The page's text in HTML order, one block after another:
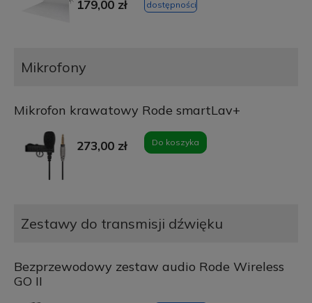
179,00 zł
dostępności
Mikrofony
Mikrofon krawatowy Rode smartLav+
273,00 zł Do koszyka
Zestawy do transmisji dźwięku
Bezprzewodowy zestaw audio Rode Wireless
GO II